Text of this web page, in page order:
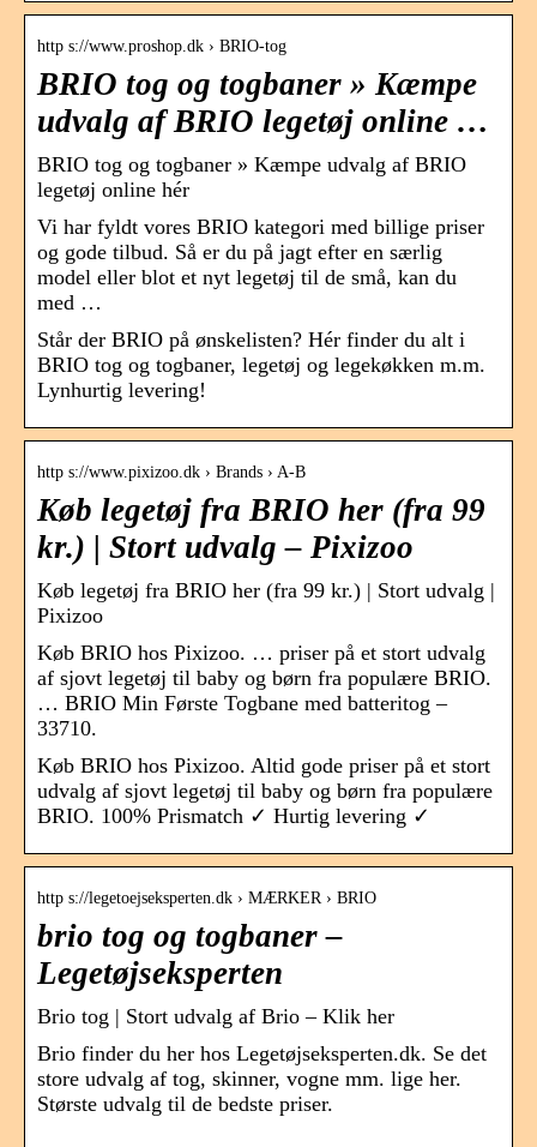
http s://www.proshop.dk › BRIO-tog
BRIO tog og togbaner » Kæmpe
udvalg af BRIO legetøj online …
BRIO tog og togbaner » Kæmpe udvalg af BRIO
legetøj online hér
Vi har fyldt vores BRIO kategori med billige priser
og gode tilbud. Så er du på jagt efter en særlig
model eller blot et nyt legetøj til de små, kan du
med …
Står der BRIO på ønskelisten? Hér finder du alt i
BRIO tog og togbaner, legetøj og legekøkken m.m.
Lynhurtig levering!
http s://www.pixizoo.dk › Brands › A-B
Køb legetøj fra BRIO her (fra 99
kr.) | Stort udvalg – Pixizoo
Køb legetøj fra BRIO her (fra 99 kr.) | Stort udvalg |
Pixizoo
Køb BRIO hos Pixizoo. … priser på et stort udvalg
af sjovt legetøj til baby og børn fra populære BRIO.
… BRIO Min Første Togbane med batteritog –
33710.
Køb BRIO hos Pixizoo. Altid gode priser på et stort
udvalg af sjovt legetøj til baby og børn fra populære
BRIO. 100% Prismatch ✓ Hurtig levering ✓
http s://legetoejseksperten.dk › MÆRKER › BRIO
brio tog og togbaner –
Legetøjseksperten
Brio tog | Stort udvalg af Brio – Klik her
Brio finder du her hos Legetøjseksperten.dk. Se det
store udvalg af tog, skinner, vogne mm. lige her.
Største udvalg til de bedste priser.